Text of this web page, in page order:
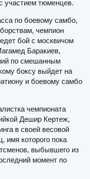
участием тюменцев.
по боевому самбо,
чемпион
бой с москвичом
Баракиев,
по смешанным
боксу выйдет на
и боевому самбо
чемпионата
Дешир Кертеж,
в своей весовой
имя которого пока
выбывшего из
момент по